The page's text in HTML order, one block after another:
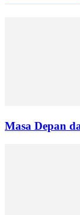
Masa Depan